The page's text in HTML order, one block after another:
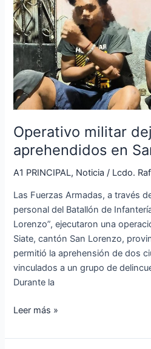
Operativo militar
aprehendidos en
A1 PRINCIPAL, Noticia / Lcdo.
Las Fuerzas Armadas, a través
personal del Batallón de
Lorenzo”, ejecutaron una
Siate, cantón San Lorenzo,
permitió la aprehensión de dos
vinculados a un grupo de
Durante la
en
San
Lorenzo
Leer más »